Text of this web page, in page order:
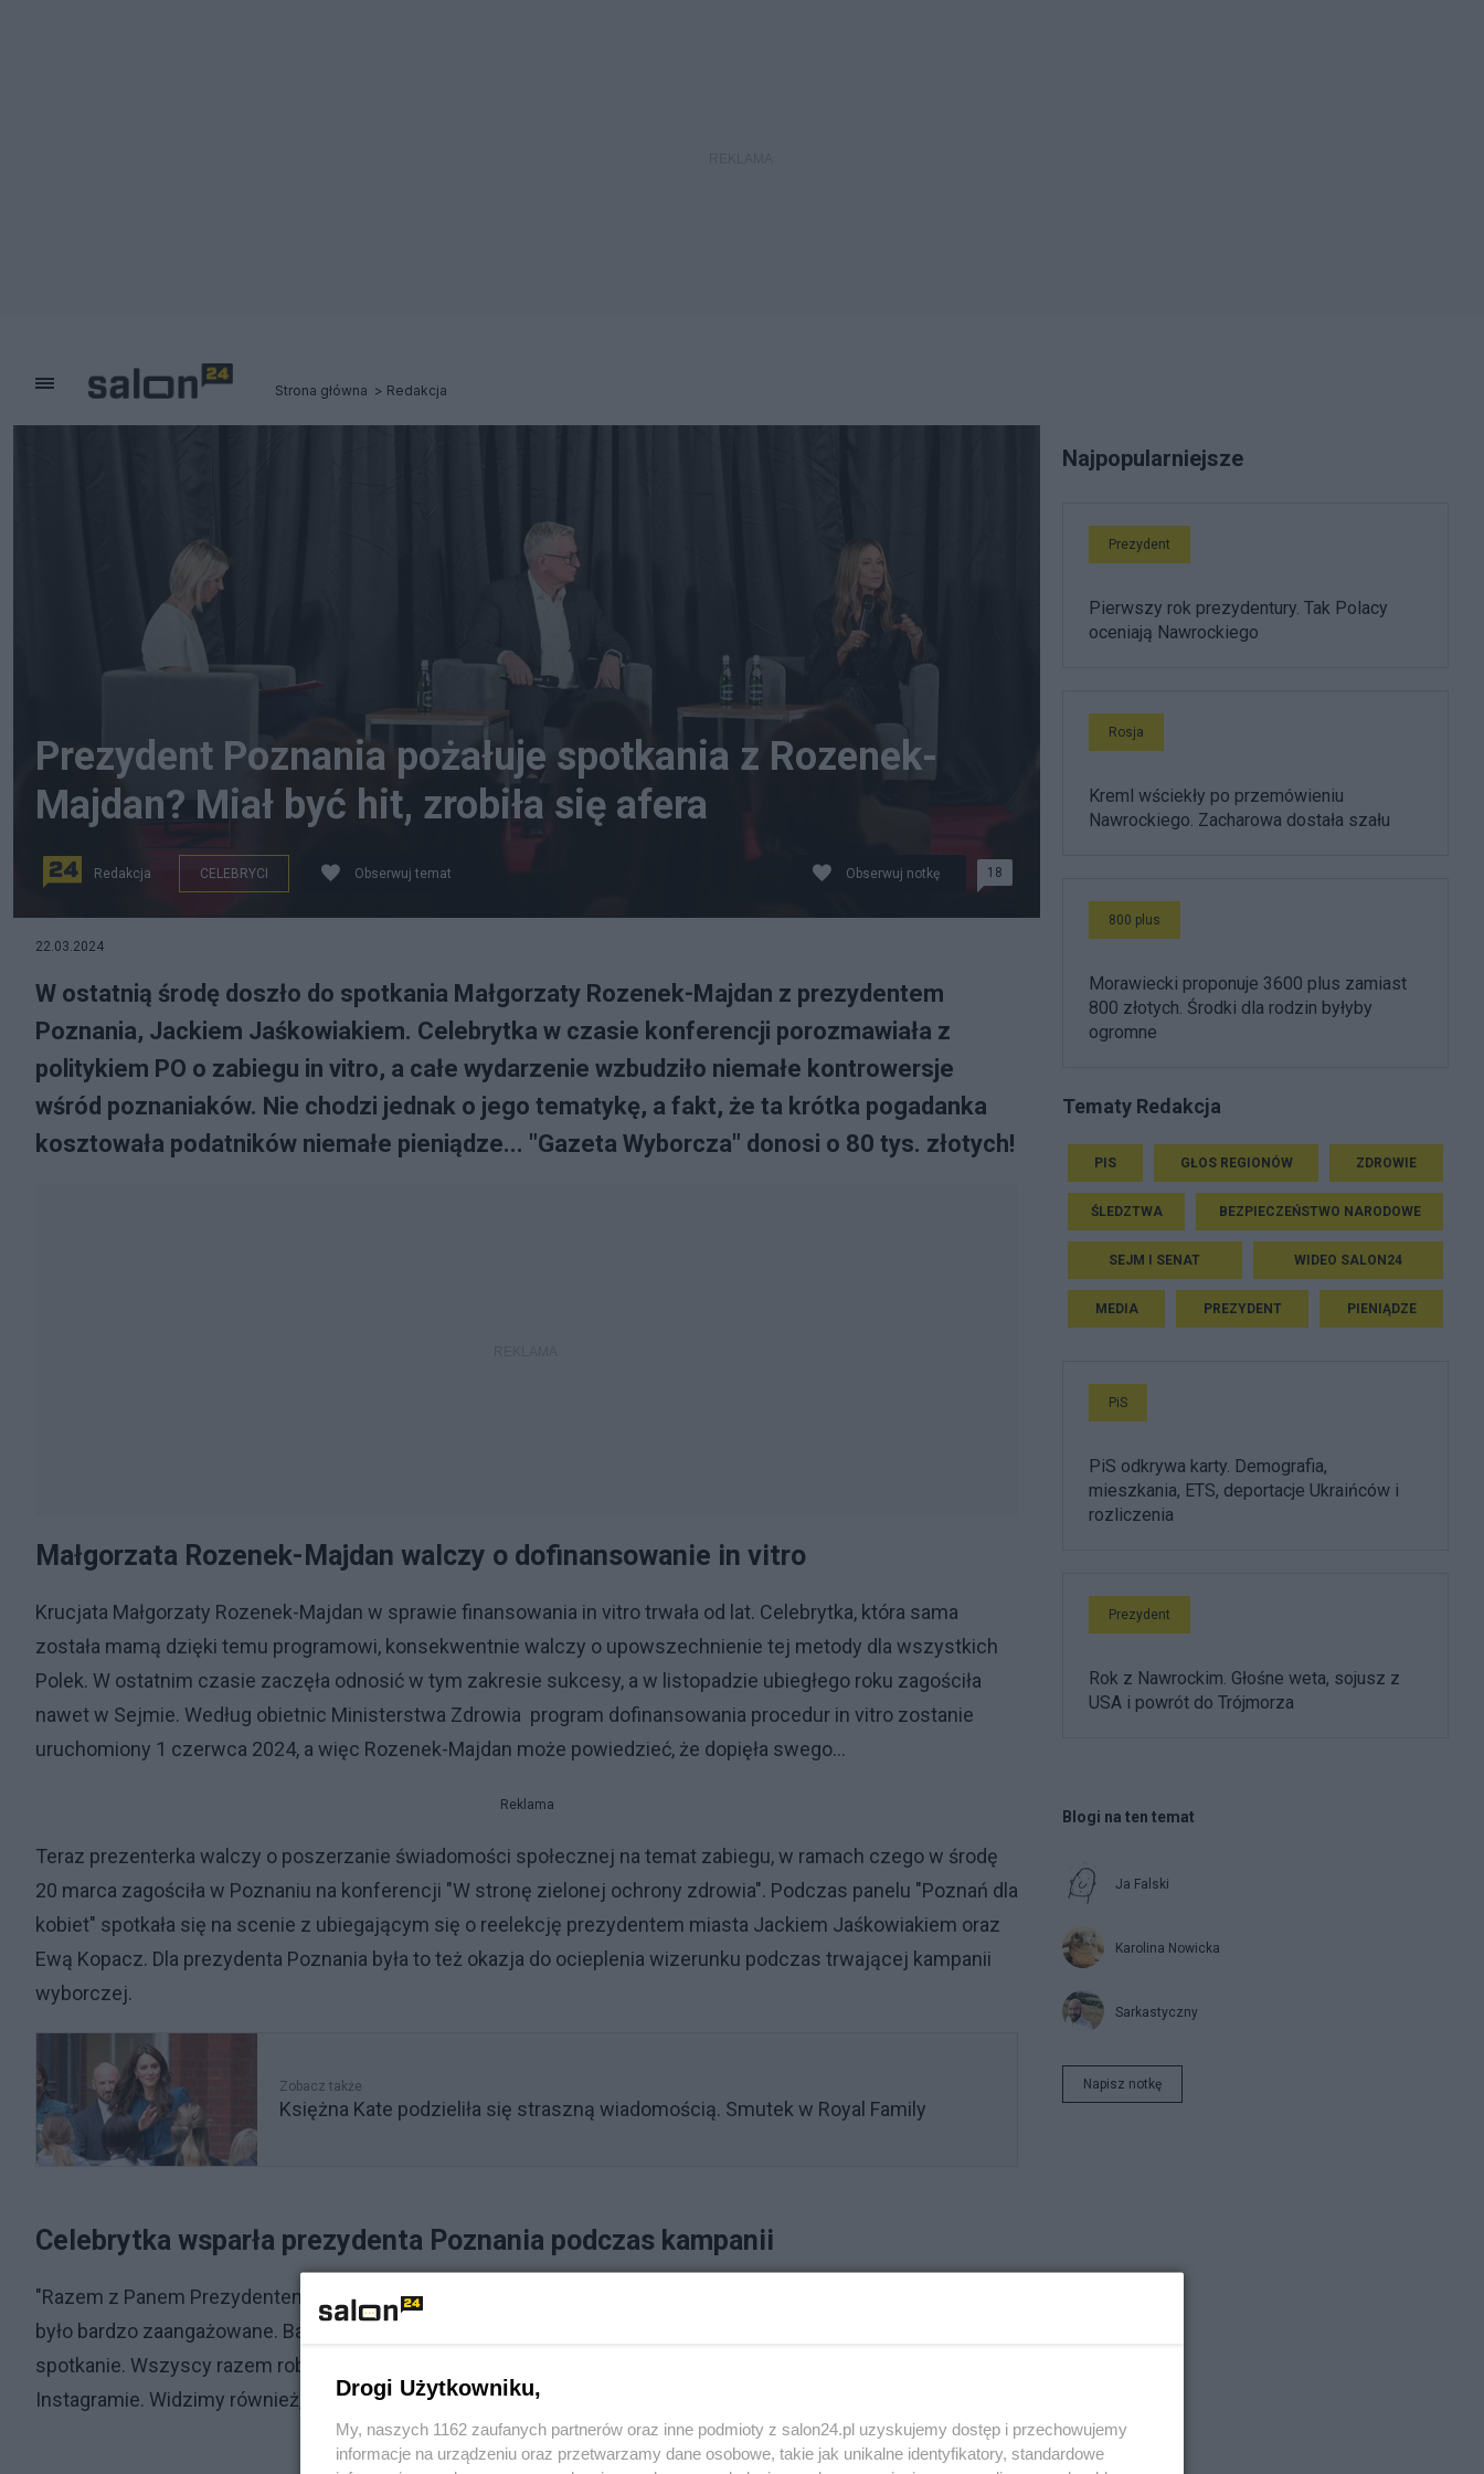
Strona główna Redakcja
Prezydent Poznania pożałuje spotkania z Rozenek-
Majdan? Miał być hit, zrobiła się afera
Redakcja CELEBRYCI Obserwuj temat Obserwuj notkę 18
22.03.2024
W ostatnią środę doszło do spotkania Małgorzaty Rozenek-Majdan z prezydentem
Poznania, Jackiem Jaśkowiakiem. Celebrytka w czasie konferencji porozmawiała z
politykiem PO o zabiegu in vitro, a całe wydarzenie wzbudziło niemałe kontrowersje
wśród poznaniaków. Nie chodzi jednak o jego tematykę, a fakt, że ta krótka pogadanka
kosztowała podatników niemałe pieniądze... "Gazeta Wyborcza" donosi o 80 tys. złotych!
Małgorzata Rozenek-Majdan walczy o dofinansowanie in vitro
Krucjata Małgorzaty Rozenek-Majdan w sprawie finansowania in vitro trwała od lat. Celebrytka, która sama
została mamą dzięki temu programowi, konsekwentnie walczy o upowszechnienie tej metody dla wszystkich
Polek. W ostatnim czasie zaczęła odnosić w tym zakresie sukcesy, a w listopadzie ubiegłego roku zagościła
nawet w Sejmie. Według obietnic Ministerstwa Zdrowia program dofinansowania procedur in vitro zostanie
uruchomiony 1 czerwca 2024, a więc Rozenek-Majdan może powiedzieć, że dopięła swego...
Reklama
Teraz prezenterka walczy o poszerzanie świadomości społecznej na temat zabiegu, w ramach czego w środę
20 marca zagościła w Poznaniu na konferencji "W stronę zielonej ochrony zdrowia". Podczas panelu "Poznań dla
kobiet" spotkała się na scenie z ubiegającym się o reelekcję prezydentem miasta Jackiem Jaśkowiakiem oraz
Ewą Kopacz. Dla prezydenta Poznania była to też okazja do ocieplenia wizerunku podczas trwającej kampanii
wyborczej.
Zobacz także
Księżna Kate podzieliła się straszną wiadomością. Smutek w Royal Family
Celebrytka wsparła prezydenta Poznania podczas kampanii
"Razem z Panem Prezydentem rozmawialiśmy o zdrowiu kobiet oraz refundacji metodą in vitro, w którą miasto
było bardzo zaangażowane. Baaardzo dziękuję za zaproszenie i dziękuję każdej osobie, która przyszła na
spotkanie. Wszyscy razem robimy mega robotę!" – opisała entuzjastycznie Rozenek-Majdan na swoim
Instagramie. Widzimy również, że na spotkanie, w ramach szerzenia "eko idei", udała się samolotem.
Reklama
Najpopularniejsze
Prezydent
Pierwszy rok prezydentury. Tak Polacy
oceniają Nawrockiego
Rosja
Kreml wściekły po przemówieniu
Nawrockiego. Zacharowa dostała szału
800 plus
Morawiecki proponuje 3600 plus zamiast
800 złotych. Środki dla rodzin byłyby
ogromne
Tematy Redakcja
PIS GŁOS REGIONÓW ZDROWIE
ŚLEDZTWA BEZPIECZEŃSTWO NARODOWE
SEJM I SENAT WIDEO SALON24
MEDIA PREZYDENT PIENIĄDZE
PiS
PiS odkrywa karty. Demografia,
mieszkania, ETS, deportacje Ukraińców i
rozliczenia
Prezydent
Rok z Nawrockim. Głośne weta, sojusz z
USA i powrót do Trójmorza
Blogi na ten temat
Ja Falski
Karolina Nowicka
Sarkastyczny
Napisz notkę
Drogi Użytkowniku,
My, naszych 1162 zaufanych partnerów oraz inne podmioty z salon24.pl uzyskujemy dostęp i przechowujemy
informacje na urządzeniu oraz przetwarzamy dane osobowe, takie jak unikalne identyfikatory, standardowe